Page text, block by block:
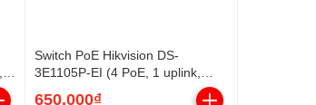
Switch PoE Hikvision DS-
3E1105P-EI (4 PoE, 1 uplink,
650.000₫